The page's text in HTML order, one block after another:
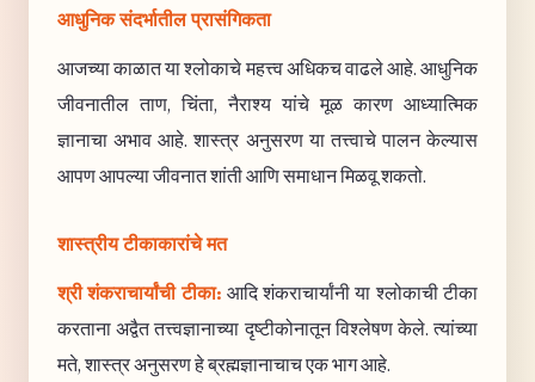
आधुनिक संदर्भातील प्रासंगिकता
आजच्या काळात या श्लोकाचे महत्त्व अधिकच वाढले आहे. आधुनिक
जीवनातील ताण, चिंता, नैराश्य यांचे मूळ कारण आध्यात्मिक
ज्ञानाचा अभाव आहे. शास्त्र अनुसरण या तत्त्वाचे पालन केल्यास
आपण आपल्या जीवनात शांती आणि समाधान मिळवू शकतो.
शास्त्रीय टीकाकारांचे मत
श्री शंकराचार्यांची टीका: आदि शंकराचार्यांनी या श्लोकाची टीका
करताना अद्वैत तत्त्वज्ञानाच्या दृष्टीकोनातून विश्लेषण केले. त्यांच्या
मते, शास्त्र अनुसरण हे ब्रह्मज्ञानाचाच एक भाग आहे.